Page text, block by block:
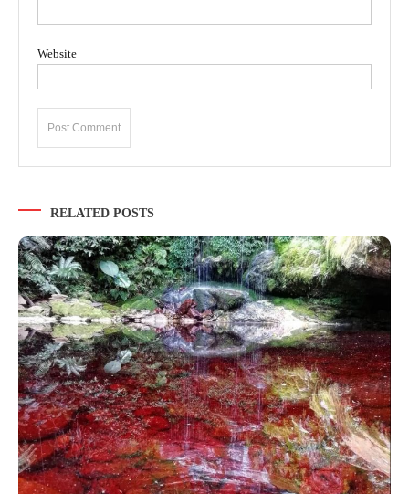
Website
RELATED POSTS